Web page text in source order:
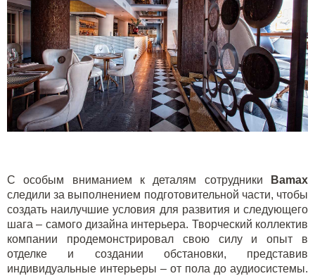
С особым вниманием к деталям сотрудники
Bamax
следили за выполнением подготовительной части, чтобы
создать наилучшие условия для развития и следующего
шага – самого дизайна интерьера. Творческий коллектив
компании продемонстрировал свою силу и опыт в
отделке и создании обстановки, представив
индивидуальные интерьеры – от пола до аудиосистемы.